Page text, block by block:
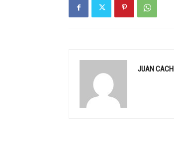
JUAN